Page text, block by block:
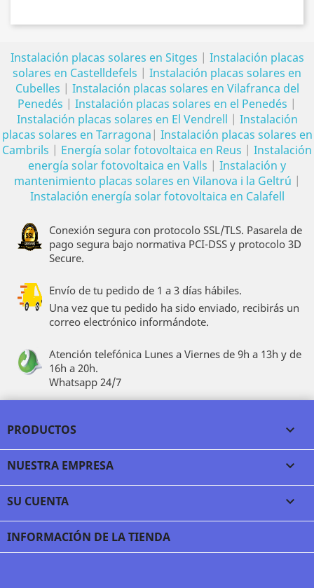
Instalación placas solares en Sitges | Instalación placas
solares en Castelldefels | Instalación placas solares en
Cubelles | Instalación placas solares en Vilafranca del
Penedés | Instalación placas solares en el Penedés |
Instalación placas solares en El Vendrell | Instalación
placas solares en Tarragona | Instalación placas solares en
Cambrils | Energía solar fotovoltaica en Reus | Instalación
energía solar fotovoltaica en Valls | Instalación y
mantenimiento placas solares en Vilanova i la Geltrú |
Instalación energía solar fotovoltaica en Calafell
Conexión segura con protocolo SSL/TLS. Pasarela de
pago segura bajo normativa PCI-DSS y protocolo 3D
Secure.
Envío de tu pedido de 1 a 3 días hábiles.
Una vez que tu pedido ha sido enviado, recibirás un
correo electrónico informándote.
Atención telefónica Lunes a Viernes de 9h a 13h y de
16h a 20h.
Whatsapp 24/7
PRODUCTOS 
NUESTRA EMPRESA 
SU CUENTA 
INFORMACIÓN DE LA TIENDA